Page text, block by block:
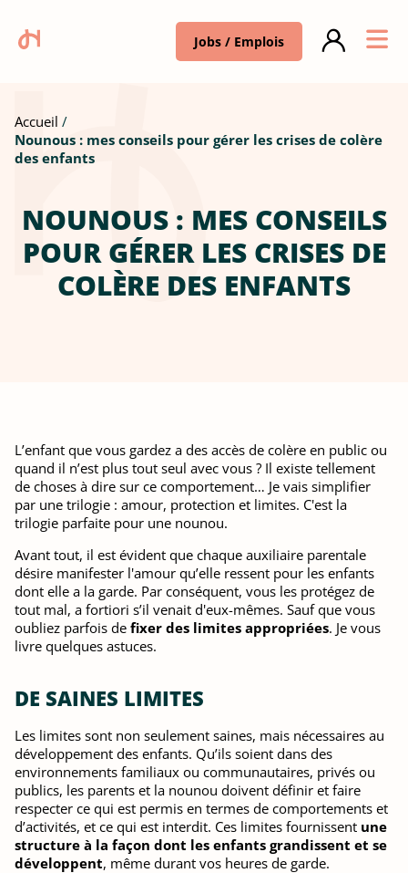
Jobs / Emplois
Accueil
Nounous : mes conseils pour gérer les crises de colère
des enfants
NOUNOUS : MES CONSEILS
POUR GÉRER LES CRISES DE
COLÈRE DES ENFANTS
L’enfant que vous gardez a des accès de colère en public ou
quand il n’est plus tout seul avec vous ? Il existe tellement
de choses à dire sur ce comportement… Je vais simplifier
par une trilogie : amour, protection et limites. C'est la
trilogie parfaite pour une nounou.
Avant tout, il est évident que chaque auxiliaire parentale
désire manifester l'amour qu’elle ressent pour les enfants
dont elle a la garde. Par conséquent, vous les protégez de
tout mal, a fortiori s’il venait d'eux-mêmes. Sauf que vous
oubliez parfois de fixer des limites appropriées. Je vous
livre quelques astuces.
DE SAINES LIMITES
Les limites sont non seulement saines, mais nécessaires au
développement des enfants. Qu’ils soient dans des
environnements familiaux ou communautaires, privés ou
publics, les parents et la nounou doivent définir et faire
respecter ce qui est permis en termes de comportements et
d’activités, et ce qui est interdit. Ces limites fournissent une
structure à la façon dont les enfants grandissent et se
développent, même durant vos heures de garde.